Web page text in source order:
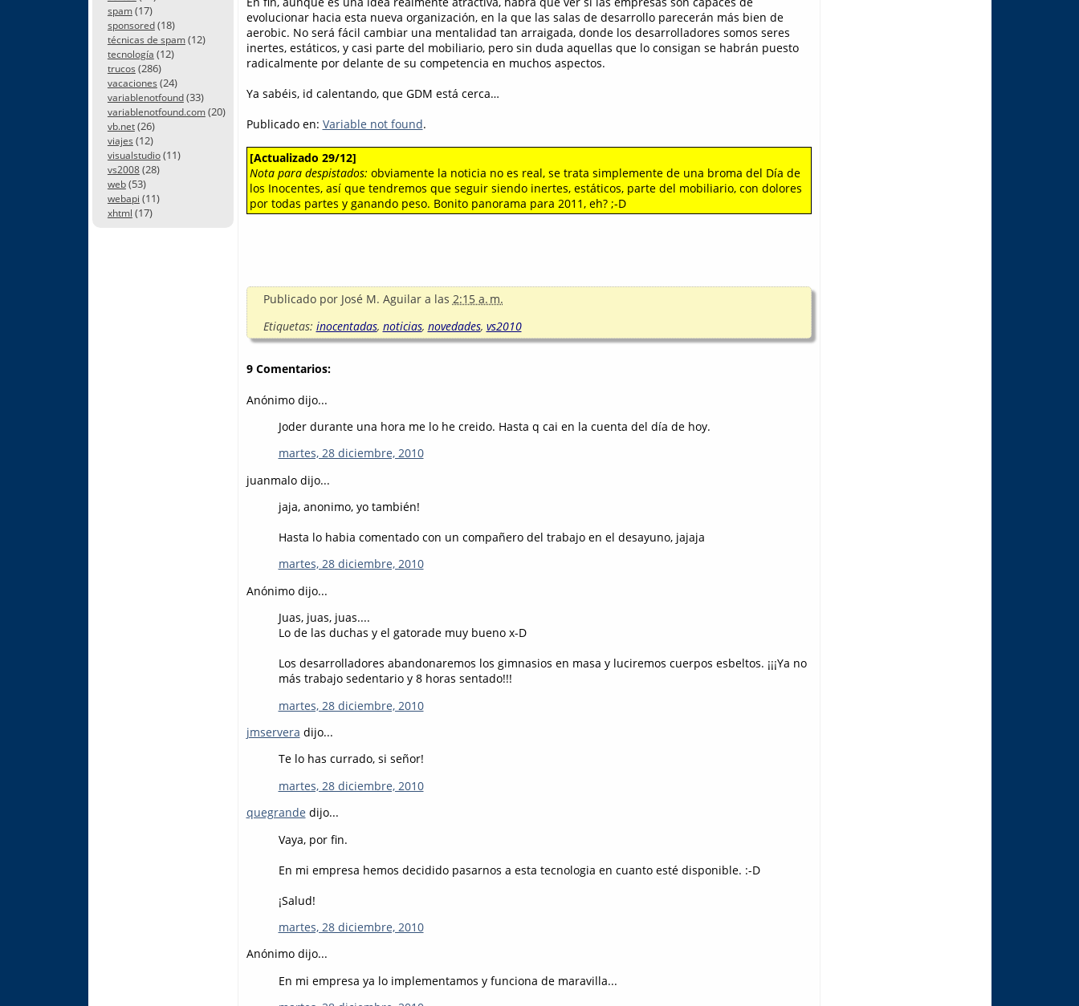
spam(17)
sponsored(18)
técnicas de spam(12)
tecnología (12)
trucos (286)
vacaciones (24)
variablenotfound(33)
variablenotfound.com(20)
vb.net(26)
viajes (12)
visualstudio(11)
vs2008(28)
web(53)
webapi (11)
xhtml (17)
evolucionar hacia esta nueva organización, en la que las salas de desarrollo parecerán más bien de
aerobic. No será fácil cambiar una mentalidad tan arraigada, donde los desarrolladores somos seres
inertes, estáticos, y casi parte del mobiliario, pero sin duda aquellas que lo consigan se habrán puesto
radicalmente por delante de su competencia en muchos aspectos.
Ya sabéis, id calentando, que GDM está cerca…
Publicado en: Variable not found.
[Actualizado 29/12]
Nota para despistados: obviamente la noticia no es real, se trata simplemente de una broma del Día de
los Inocentes, así que tendremos que seguir siendo inertes, estáticos, parte del mobiliario, con dolores
por todas partes y ganando peso. Bonito panorama para 2011, eh? ;-D
Publicado por José M. Aguilar a las 2:15 a. m.
Etiquetas: inocentadas, noticias, novedades, vs2010
9 Comentarios:
Anónimo dijo...
Joder durante una hora me lo he creido. Hasta q cai en la cuenta del día de hoy.
martes, 28 diciembre, 2010
juanmalo dijo...
jaja, anonimo, yo también!
Hasta lo habia comentado con un compañero del trabajo en el desayuno, jajaja
martes, 28 diciembre, 2010
Anónimo dijo...
Juas, juas, juas....
Lo de las duchas y el gatorade muy bueno x-D
Los desarrolladores abandonaremos los gimnasios en masa y luciremos cuerpos esbeltos. ¡¡¡Ya no
más trabajo sedentario y 8 horas sentado!!!
martes, 28 diciembre, 2010
jmservera dijo...
Te lo has currado, si señor!
martes, 28 diciembre, 2010
quegrande dijo...
Vaya, por fin.
En mi empresa hemos decidido pasarnos a esta tecnologia en cuanto esté disponible. :-D
¡Salud!
martes, 28 diciembre, 2010
Anónimo dijo...
En mi empresa ya lo implementamos y funciona de maravilla...